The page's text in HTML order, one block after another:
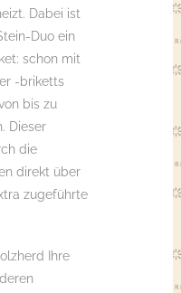
Dabei ist
Duo ein
schon mit
-briketts
bis zu
Dieser
die
direkt über
zugeführte
Ihre